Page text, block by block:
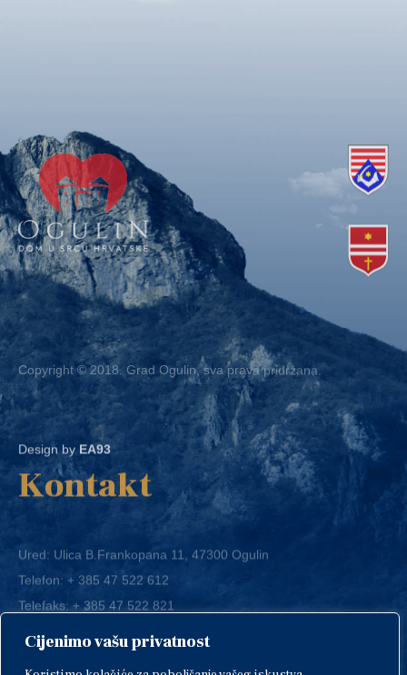
Cijenimo vašu privatnost
Copyright © 2018. Grad Ogulin, sva prava pridržana.
Design byEA93
Kontakt
Ured: Ulica B.Frankopana 11, 47300 Ogulin
Telefon:+ 385 47 522 612
Telefaks:+ 385 47 522 821
E-mail:grad-ogulin@ogulin.hr